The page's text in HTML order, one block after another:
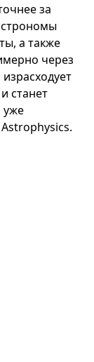
за
а также
через
станет
уже